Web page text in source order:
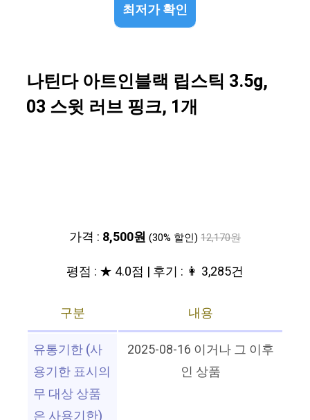
최저가 확인
나틴다 아트인블랙 립스틱 3.5g,
03 스윗 러브 핑크, 1개
가격 : 8,500원 (30% 할인) 12,170원
평점 : ★ 4.0점 | 후기 : 👩 3,285건
구분
내용
유통기한 (사
용기한 표시의
무 대상 상품
2025-08-16 이거나 그 이후
인 상품